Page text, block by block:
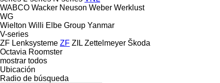
WABCO Wacker Neuson Weber Werklust
WG
Wielton Willi Elbe Group Yanmar
V-series
ZF Lenksysteme ZF ZIL Zettelmeyer Škoda
Octavia Roomster
mostrar todos
Ubicación
Radio de búsqueda